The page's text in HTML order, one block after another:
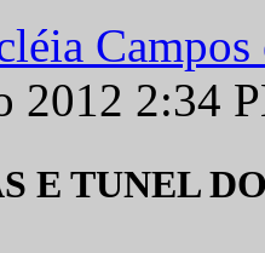
2012 2:34
E TUNEL